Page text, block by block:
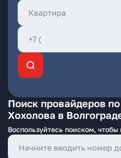
Поиск провайдеров
Хохолова в
Воспользуйтесь поиском,